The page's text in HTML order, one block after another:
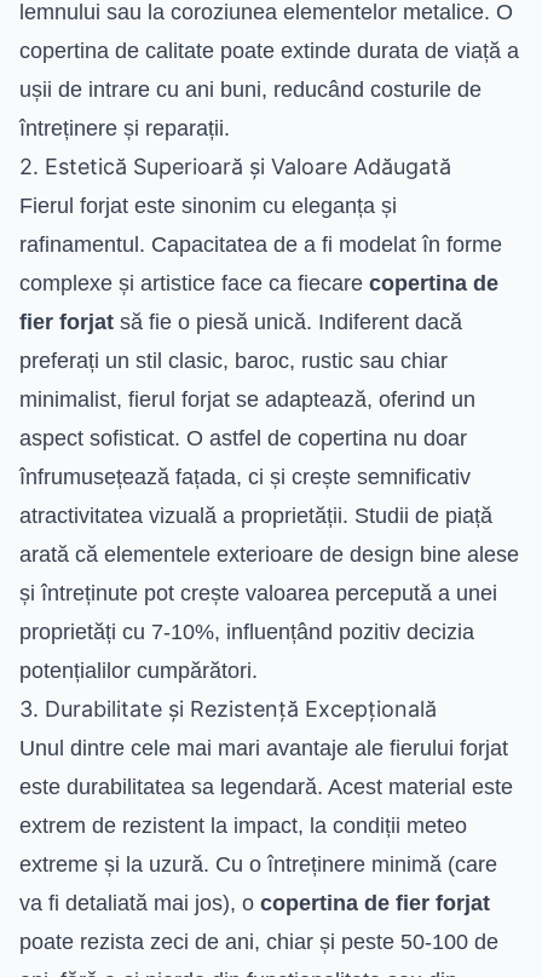
lemnului sau la coroziunea elementelor metalice. O
copertina de calitate poate extinde durata de viață a
ușii de intrare cu ani buni, reducând costurile de
întreținere și reparații.
2. Estetică Superioară și Valoare Adăugată
Fierul forjat este sinonim cu eleganța și
rafinamentul. Capacitatea de a fi modelat în forme
complexe și artistice face ca fiecare copertina de
fier forjat să fie o piesă unică. Indiferent dacă
preferați un stil clasic, baroc, rustic sau chiar
minimalist, fierul forjat se adaptează, oferind un
aspect sofisticat. O astfel de copertina nu doar
înfrumusețează fațada, ci și crește semnificativ
atractivitatea vizuală a proprietății. Studii de piață
arată că elementele exterioare de design bine alese
și întreținute pot crește valoarea percepută a unei
proprietăți cu 7-10%, influențând pozitiv decizia
potențialilor cumpărători.
3. Durabilitate și Rezistență Excepțională
Unul dintre cele mai mari avantaje ale fierului forjat
este durabilitatea sa legendară. Acest material este
extrem de rezistent la impact, la condiții meteo
extreme și la uzură. Cu o întreținere minimă (care
va fi detaliată mai jos), o copertina de fier forjat
poate rezista zeci de ani, chiar și peste 50-100 de